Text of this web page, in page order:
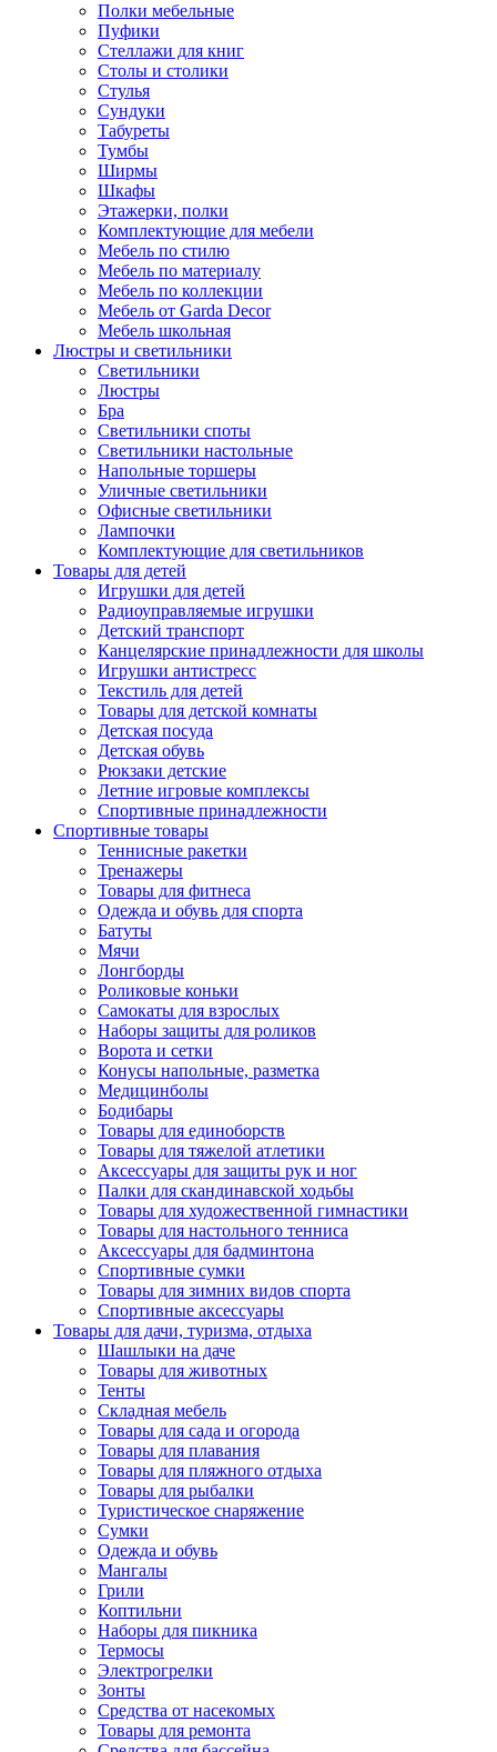
Полки мебельные
Пуфики
Стеллажи для книг
Столы и столики
Стулья
Сундуки
Табуреты
Тумбы
Ширмы
Шкафы
Этажерки, полки
Комплектующие для мебели
Мебель по стилю
Мебель по материалу
Мебель по коллекции
Мебель от Garda Decor
Мебель школьная
Люстры и светильники
Светильники
Люстры
Бра
Светильники споты
Светильники настольные
Напольные торшеры
Уличные светильники
Офисные светильники
Лампочки
Комплектующие для светильников
Товары для детей
Игрушки для детей
Радиоуправляемые игрушки
Детский транспорт
Канцелярские принадлежности для школы
Игрушки антистресс
Текстиль для детей
Товары для детской комнаты
Детская посуда
Детская обувь
Рюкзаки детские
Летние игровые комплексы
Спортивные принадлежности
Спортивные товары
Теннисные ракетки
Тренажеры
Товары для фитнеса
Одежда и обувь для спорта
Батуты
Мячи
Лонгборды
Роликовые коньки
Самокаты для взрослых
Наборы защиты для роликов
Ворота и сетки
Конусы напольные, разметка
Медицинболы
Бодибары
Товары для единоборств
Товары для тяжелой атлетики
Аксессуары для защиты рук и ног
Палки для скандинавской ходьбы
Товары для художественной гимнастики
Товары для настольного тенниса
Аксессуары для бадминтона
Спортивные сумки
Товары для зимних видов спорта
Спортивные аксессуары
Товары для дачи, туризма, отдыха
Шашлыки на даче
Товары для животных
Тенты
Складная мебель
Товары для сада и огорода
Товары для плавания
Товары для пляжного отдыха
Товары для рыбалки
Туристическое снаряжение
Сумки
Одежда и обувь
Мангалы
Грили
Коптильни
Наборы для пикника
Термосы
Электрогрелки
Зонты
Средства от насекомых
Товары для ремонта